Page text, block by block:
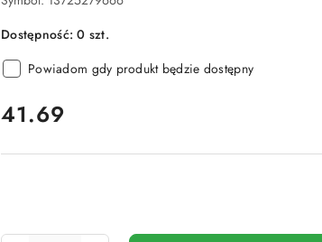
Dostępność:0 szt.
Powiadom gdy produkt będzie dostępny
cena:
41.69